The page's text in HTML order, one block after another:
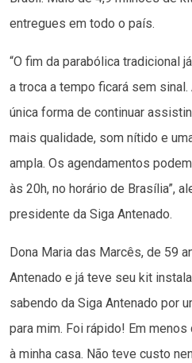
entregues em todo o país.
“O fim da parabólica tradicional
a troca a tempo ficará sem
única forma de continuar
mais qualidade, som nítido e
ampla. Os agendamentos
às 20h, no horário de Brasília”,
presidente da Siga Antenado.
Dona Maria das Marcês, de 59
Antenado e já teve seu kit
sabendo da Siga Antenado por
para mim. Foi rápido! Em
à minha casa. Não teve custo